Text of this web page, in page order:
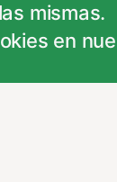
mismas.
en